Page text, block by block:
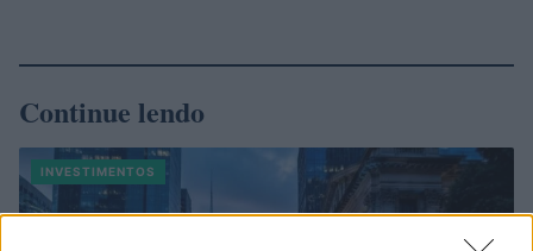
Continue lendo
INVESTIMENTOS